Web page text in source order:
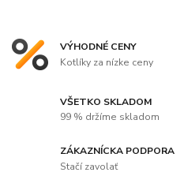
VÝHODNÉ CENY
Kotlíky za nízke ceny
VŠETKO SKLADOM
99 % držíme skladom
ZÁKAZNÍCKA PODPORA
Stačí zavolať